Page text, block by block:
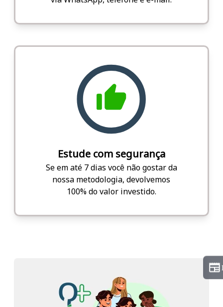
Estude com segurança
Se em até 7 dias você não gostar da
nossa metodologia, devolvemos
100% do valor investido.